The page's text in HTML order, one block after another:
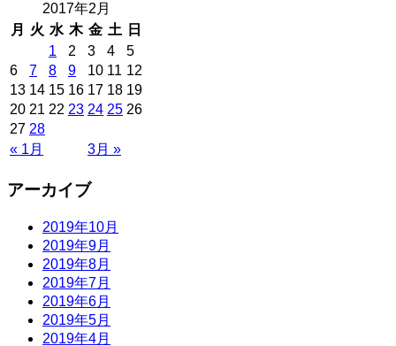
2017年2月
月
火 水 木 金 土 日
« 1月 3月 »
1 2 3 4
5
6
7 8 9 10 11 12
13 14 15 16 17 18 19
20 21 22 23 24 25 26
27 28
アーカイブ
2019年10月
2019年9月
2019年8月
2019年7月
2019年6月
2019年5月
2019年4月